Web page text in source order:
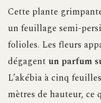
Cette plante
un feuillage semi-
folioles. Les fleurs
dégagent un parfum
L’akébia à cinq
mètres de hauteur,